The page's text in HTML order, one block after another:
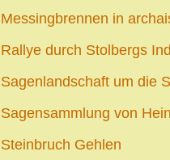
Messingbrennen in
Rallye durch Stolbergs
Sagenlandschaft um die
Sagensammlung von
Steinbruch Gehlen